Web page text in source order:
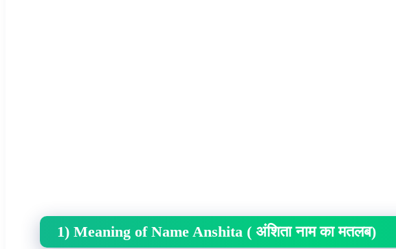
1) Meaning of Name Anshita ( अंशिता नाम का मतलब)